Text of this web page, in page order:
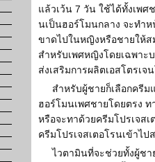
แล้วเว้น 7 วัน ใช้ได้ทั้งเพศ
นเป็นฮอร์โมนกลาง จะทำ
ขาดไปในหญิงหรือชายให้ส
สำหรับเพศหญิงโดยเฉพาะ
ส่งเสริมการผลิตเอสโตรเจ
สำหรับผู้ชายก็เลือกครีม
ฮอร์โมนเพศชายโดยตรง
หรือจะทาด้วยครีมโปรเจส
ครีมโปรเจสเตอโรนเข้าไ
ไวตามินที่จะช่วยทั้งผู้ชา